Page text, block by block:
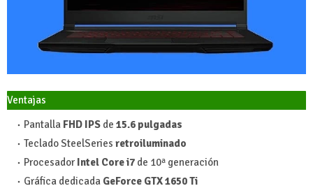
Ventajas
Pantalla FHD IPS de 15.6 pulgadas
Teclado SteelSeries retroiluminado
Procesador Intel Core i7 de 10ª generación
Gráfica dedicada GeForce GTX 1650 Ti